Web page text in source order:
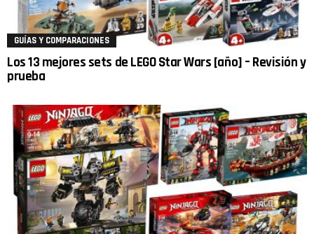
GUÍAS Y COMPARACIONES
Los 13 mejores sets de LEGO Star Wars [año] – Revisión y
prueba